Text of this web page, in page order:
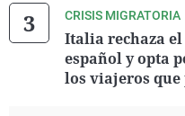
CRISIS MIGRATORIA
Italia rechaza
español y opta
los viajeros que